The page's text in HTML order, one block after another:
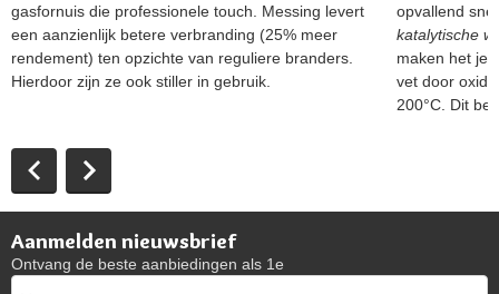
gasfornuis die professionele touch. Messing levert
een aanzienlijk betere verbranding (25% meer
rendement) ten opzichte van reguliere branders.
Hierdoor zijn ze ook stiller in gebruik.
opvallend
katalytische
maken het je
vet door
200°C. Dit
Aanmelden nieuwsbrief
Ontvang de beste aanbiedingen als 1e